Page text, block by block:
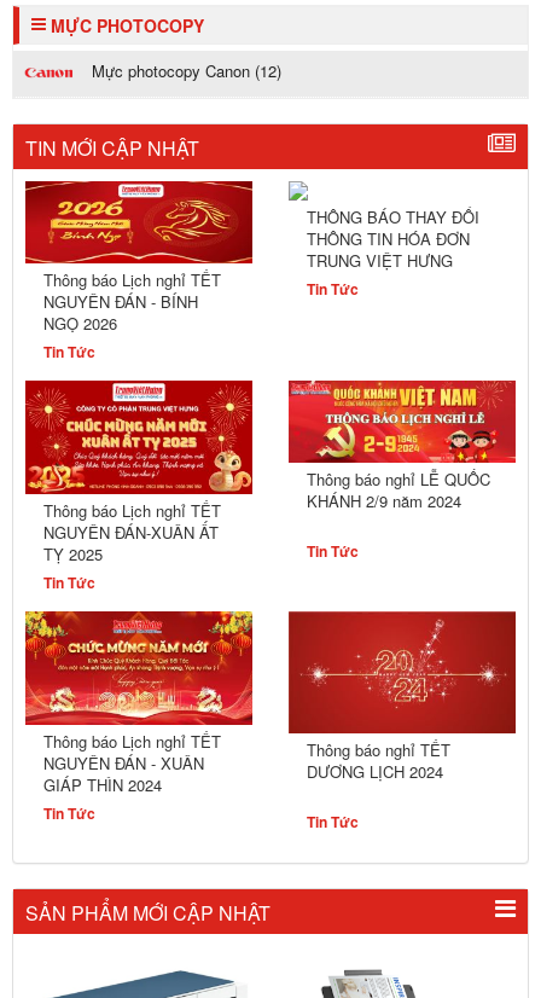
MỰC PHOTOCOPY
Mực photocopy Canon (12)
TIN MỚI CẬP NHẬT
Thông báo Lịch nghỉ TẾT
NGUYÊN ĐÁN - BÍNH
NGỌ 2026
Tin Tức
THÔNG BÁO THAY ĐỔI
THÔNG TIN HÓA ĐƠN
TRUNG VIỆT HƯNG
Tin Tức
Thông báo Lịch nghỉ TẾT
NGUYÊN ĐÁN-XUÂN ẤT
TỴ 2025
Tin Tức
Thông báo nghỉ LỄ QUỐC
KHÁNH 2/9 năm 2024
Tin Tức
Thông báo Lịch nghỉ TẾT
NGUYÊN ĐÁN - XUÂN
GIÁP THÌN 2024
Tin Tức
Thông báo nghỉ TẾT
DƯƠNG LỊCH 2024
Tin Tức
SẢN PHẨM MỚI CẬP NHẬT